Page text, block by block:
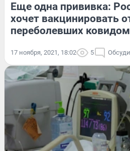
Еще одна прививка:
хочет вакцинировать
переболевших ковидом
17 ноября, 2021, 18:02 5